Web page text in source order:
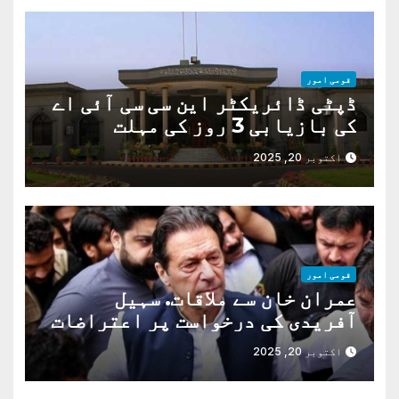
قومی امور
ڈپٹی ڈائریکٹر این سی سی آئی اے
کی بازیابی 3 روز کی مہلت
اکتوبر 20, 2025
قومی امور
عمران خان سے ملاقات. سہیل
آفریدی کی درخواست پر اعتراضات
دوراکتوبر 20, 2025